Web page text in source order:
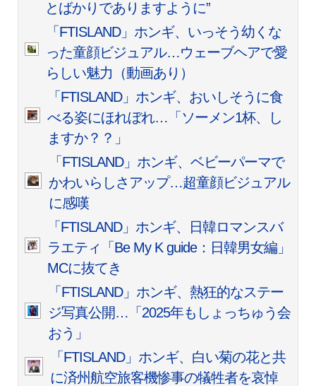
とばかりでありますように”
「FTISLAND」ホンギ、いっそう幼くな
った童顔ビジュアル…ウェーブヘアで愛
らしい魅力（動画あり）
「FTISLAND」ホンギ、おいしそうに食
べる姿にほれぼれ…「ソーメン1杯、し
ますか？？」
「FTISLAND」ホンギ、ベビーパーマで
かわいらしさアップ…超童顔ビジュアル
に感嘆
「FTISLAND」ホンギ、日韓ロマンスバ
ラエティ「Be My K guide：日韓男女編」
MCに抜てき
「FTISLAND」ホンギ、熱狂的なステー
ジ写真公開…「2025年もしょっちゅう会
おう」
「FTISLAND」ホンギ、白い菊の花と共
に済州航空旅客機惨事の犠牲者を哀悼